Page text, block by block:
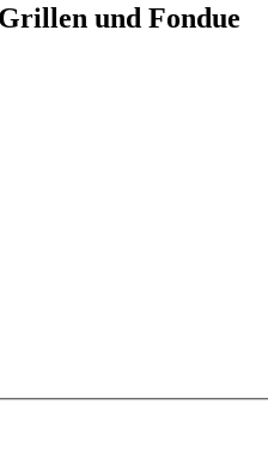
und Fondue